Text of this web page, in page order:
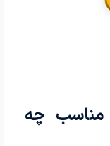
مناسب چه